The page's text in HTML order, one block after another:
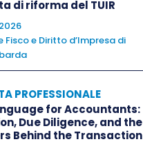
di riforma del TUIR
Fisco e Diritto d’Impresa di
PROFESSIONALE
for Accountants:
Due Diligence, and the
Behind the Transaction